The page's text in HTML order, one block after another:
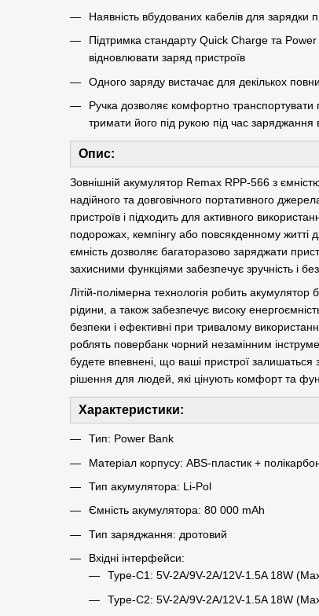
Наявність вбудованих кабелів для зарядки
Підтримка стандарту Quick Charge та
відновлювати заряд пристроїв
Одного заряду вистачає для декількох
Ручка дозволяє комфортно
тримати його під рукою під час заряджання
Опис:
Зовнішній акумулятор Remax RPP-566 з
надійного та довговічного портативного
пристроїв і підходить для активного
подорожах, кемпінгу або повсякденному житті
ємність дозволяє багаторазово заряджати
захисними функціями забезпечує зручність і
Літій-полімерна технологія робить акумулятор
рідини, а також забезпечує високу
безпеки і ефективні при тривалому
роблять повербанк чорний незамінним
будете впевнені, що ваші пристрої
рішення для людей, які цінують комфорт та
Характеристики:
Тип: Power Bank
Матеріал корпусу: ABS-пластик +
Тип акумулятора: Li-Pol
Ємність акумулятора: 80 000 mAh
Тип заряджання: дротовий
Вхідні інтерфейси:
Type-C1: 5V-2A/9V-2A/12V-1.5A 18W
Type-C2: 5V-2A/9V-2A/12V-1.5A 18W